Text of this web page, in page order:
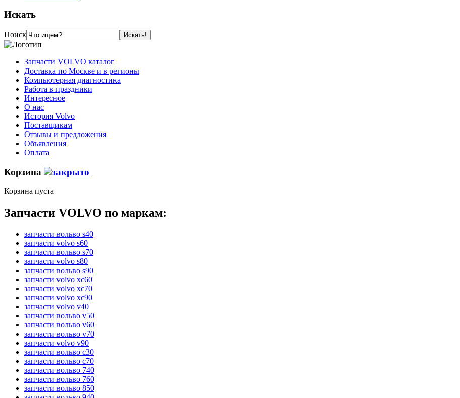
Искать
Поиск
Запчасти VOLVO каталог
Доставка по Москве и в регионы
Компьютерная диагностика
Работа в праздники
Интересное
О нас
История Volvo
Поставщикам
Отзывы и предложения
Объявления
Оплата
Корзина
Корзина пуста
Запчасти VOLVO по маркам:
запчасти вольво s40
запчасти volvo s60
запчасти вольво s70
запчасти volvo s80
запчасти вольво s90
запчасти volvo xc60
запчасти volvo xc70
запчасти volvo xc90
запчасти volvo v40
запчасти вольво v50
запчасти вольво v60
запчасти вольво v70
запчасти volvo v90
запчасти вольво c30
запчасти вольво c70
запчасти вольво 740
запчасти вольво 760
запчасти вольво 850